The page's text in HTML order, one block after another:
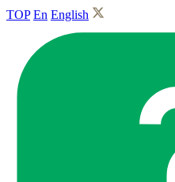
TOP En English